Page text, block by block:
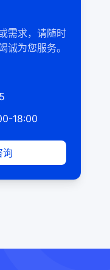
需求，请随时
诚为您服务。
18:00
询